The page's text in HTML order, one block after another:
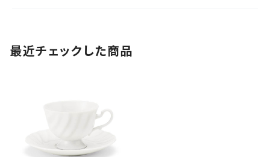
最近チェックした商品